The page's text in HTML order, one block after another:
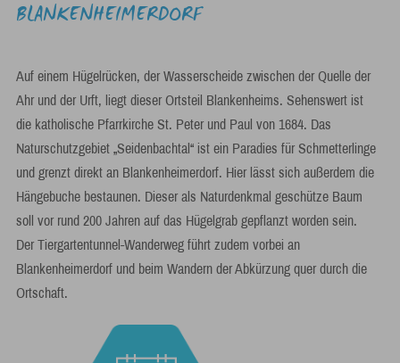
BLANKENHEIMERDORF
Auf einem Hügelrücken, der Wasserscheide zwischen der Quelle der
Ahr und der Urft, liegt dieser Ortsteil Blankenheims. Sehenswert ist
die katholische Pfarrkirche St. Peter und Paul von 1684. Das
Naturschutzgebiet „Seidenbachtal“ ist ein Paradies für Schmetterlinge
und grenzt direkt an Blankenheimerdorf. Hier lässt sich außerdem die
Hängebuche bestaunen. Dieser als Naturdenkmal geschütze Baum
soll vor rund 200 Jahren auf das Hügelgrab gepflanzt worden sein.
Der Tiergartentunnel-Wanderweg führt zudem vorbei an
Blankenheimerdorf und beim Wandern der Abkürzung quer durch die
Ortschaft.